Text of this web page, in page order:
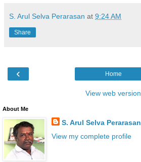
S. Arul Selva Perarasan at 9:24 AM
Share
‹ Home
View web version
About Me
S. Arul Selva Perarasan
View my complete profile